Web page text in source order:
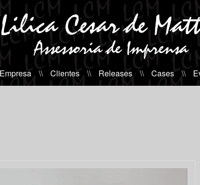
\\ Clientes \\ Releases \\ Cases \\